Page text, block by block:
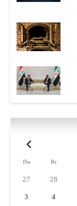
Пн Вт
27 28
3 4